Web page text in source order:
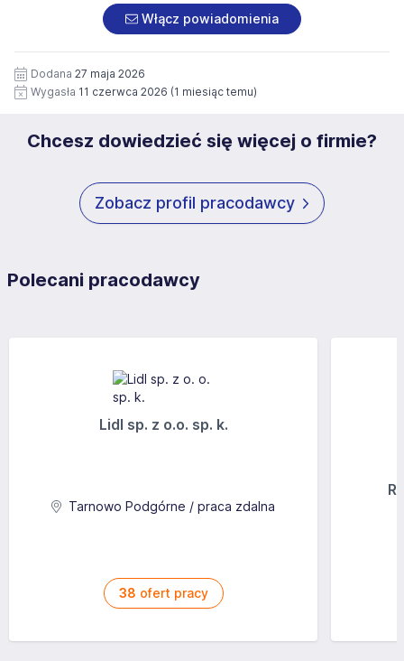
pod numerem 33 816 64 09 lub pisemnie na adres
siedziby administratora.
https://www.workprofit.pl/klauzula-informacyjna.html
załączonych dokumentach aplikacyjnych (w tym
wizerunku), na potrzeby przyszłych rekrutacji przez okres
12 miesięcy. Zgoda jest dobrowolna i może być w każdym
czasie wycofana.
Włącz powiadomienia
Dodana 27 maja 2026
Wygasła 11 czerwca 2026 (1 miesiąc temu)
Chcesz dowiedzieć się więcej o firmie?
Zobacz profil pracodawcy
Polecani pracodawcy
Lidl sp. z o.o. sp. k.
Tarnowo Podgórne / praca zdalna
38 ofert pracy